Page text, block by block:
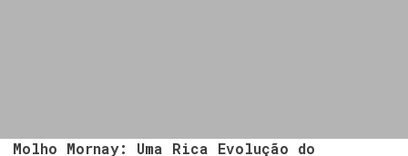
Molho Mornay: Uma Rica Evolução do